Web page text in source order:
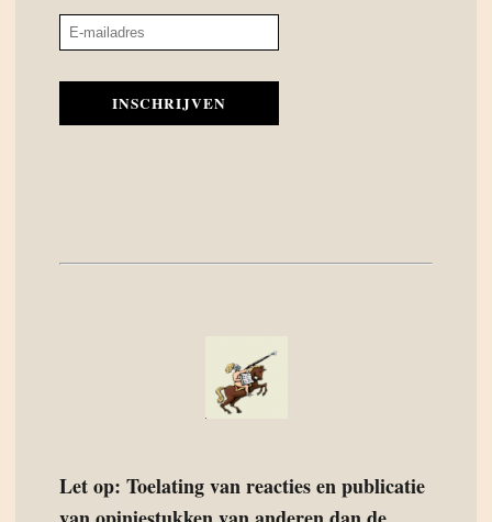
INSCHRIJVEN
Let op: Toelating van reacties en publicatie